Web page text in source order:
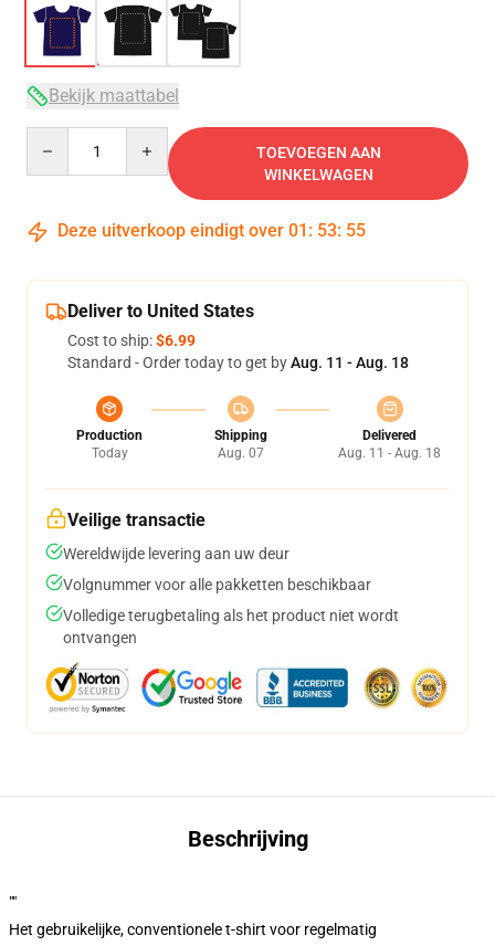
Bekijk maattabel
TOEVOEGEN AAN
WINKELWAGEN
Deze uitverkoop eindigt over 01 : 53: 54
Deliver to United States
Cost to ship:$6.99
Standard - Order today to get byAug. 11 - Aug. 18
Production
Today
Shipping
Aug. 07
Delivered
Aug. 11 - Aug. 18
Veilige transactie
Wereldwijde levering aan uw deur
Volgnummer voor alle pakketten beschikbaar
Volledige terugbetaling als het product niet wordt
ontvangen
Beschrijving
""
Het gebruikelijke, conventionele t-shirt voor regelmatig